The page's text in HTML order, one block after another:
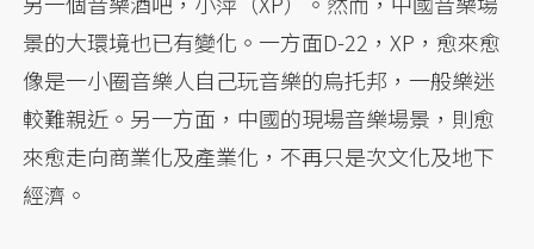
景的大環境也已有變化。一方面D-22，XP，愈來愈
像是一小圈音樂人自己玩音樂的烏托邦，一般樂迷
較難親近。另一方面，中國的現場音樂場景，則愈
來愈走向商業化及產業化，不再只是次文化及地下
經濟。